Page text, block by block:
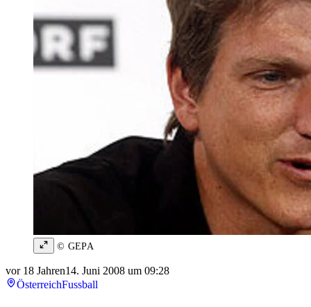
© GEPA
vor 18 Jahren14. Juni 2008 um 09:28
ÖsterreichFussball